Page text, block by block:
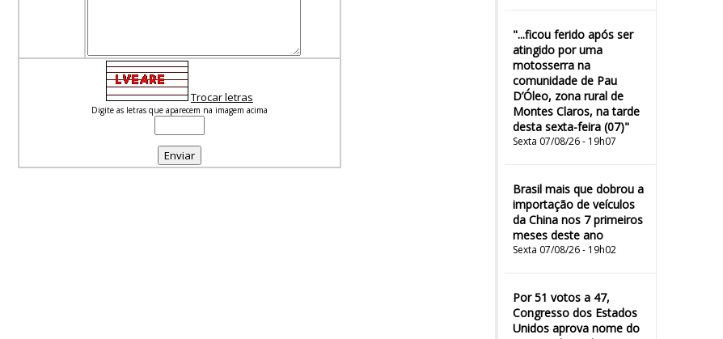
"...ficou ferido após ser
atingido por uma
motosserra na
comunidade de Pau
D’Óleo, zona rural de
Montes Claros, na tarde
desta sexta-feira (07)"
Sexta 07/08/26 - 19h07
Brasil mais que dobrou a
importação de veículos
da China nos 7 primeiros
meses deste ano
Sexta 07/08/26 - 19h02
Por 51 votos a 47,
Congresso dos Estados
Unidos aprova nome do
Trocar letras
Digite as letras que aparecem na imagem acima